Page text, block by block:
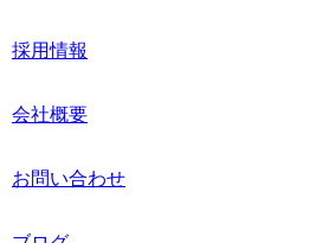
採用情報
会社概要
お問い合わせ